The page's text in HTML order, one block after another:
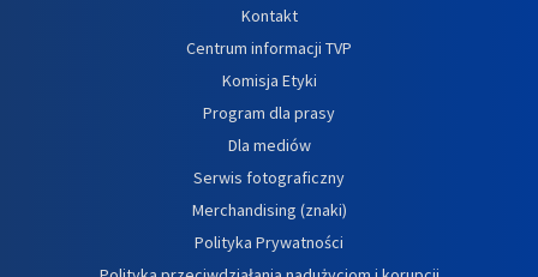
Kontakt
Centrum informacji TVP
Komisja Etyki
Program dla prasy
Dla mediów
Serwis fotograficzny
Merchandising (znaki)
Polityka Prywatności